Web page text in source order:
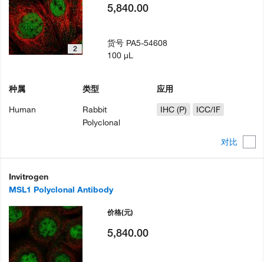
对比
2
种属
Human
类型
Rabbit
Polyclonal
应用
IHC (P)
ICC/IF
5,840.00
货号 PA5-54608
100 µL
Invitrogen
MSL1 Polyclonal Antibody
价格(元)
5,840.00